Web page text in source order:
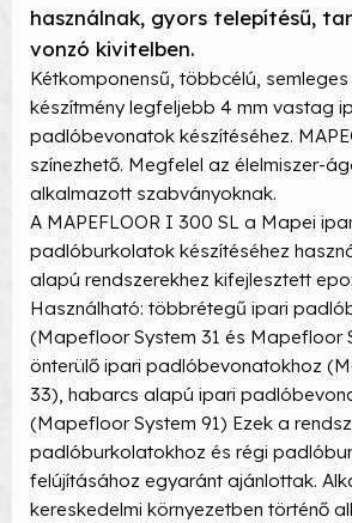
használnak, gyors telepítésű,
vonzó kivitelben.
Kétkomponensű, többcélú,
készítmény legfeljebb 4 mm vastag
padlóbevonatok készítéséhez.
színezhető. Megfelel az élelmiszer-
alkalmazott szabványoknak.
A MAPEFLOOR I 300 SL a Mapei
padlóburkolatok készítéséhez
alapú rendszerekhez kifejlesztett
Használható: többrétegű ipari
(Mapefloor System 31 és Mapefloor
önterülő ipari padlóbevonatokhoz
33), habarcs alapú ipari
(Mapefloor System 91) Ezek a
padlóburkolatokhoz és régi
felújításához egyaránt ajánlottak.
kereskedelmi környezetben történő